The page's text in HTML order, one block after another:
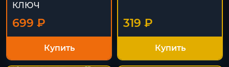
КЛЮЧ
699 ₽
Купить
319 ₽
Купить